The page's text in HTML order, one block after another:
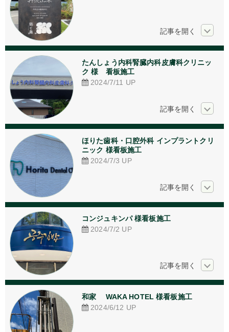
たんしょう内科腎臓内科皮膚科クリニッ
ク 様　看板施工
2024/7/11 UP
ほりた歯科・口腔外科 インプラントクリ
ニック 様看板施工
2024/7/3 UP
コンジュキンパ 様看板施工
2024/7/2 UP
和家 　WAKA HOTEL 様看板施工
2024/6/12 UP